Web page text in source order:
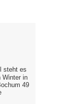
steht es
Winter in
49